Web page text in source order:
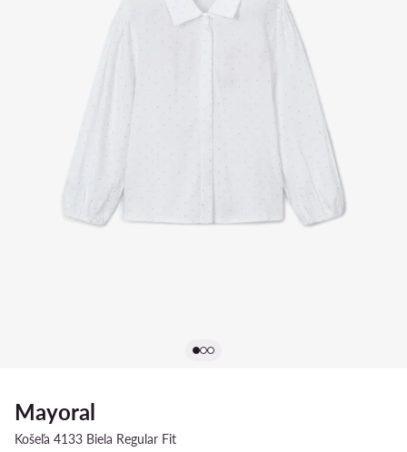
Mayoral
Košeľa 4133 Biela Regular Fit